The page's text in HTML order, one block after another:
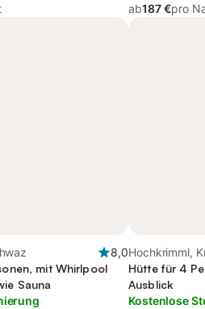
ab187 €pro
8,0
mit Whirlpool
Sauna
Hochkrimml,
Hütte für 4
Ausblick
Kostenlose